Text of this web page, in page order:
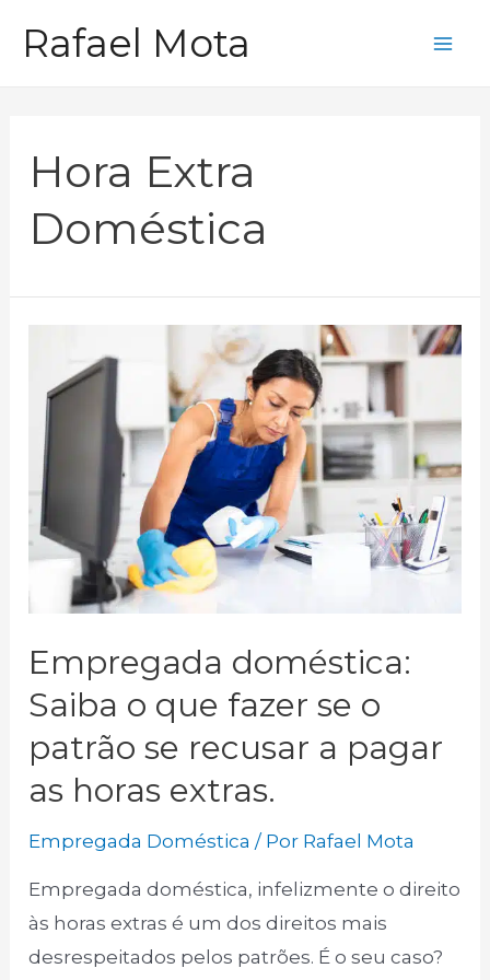
paraRafael Mota
Hora Extra
Doméstica
Empregada doméstica:
Saiba o que fazer se o
patrão se recusar a pagar
as horas extras.
Empregada Doméstica / Por Rafael Mota
Empregada doméstica, infelizmente o direito
às horas extras é um dos direitos mais
desrespeitados pelos patrões. É o seu caso?